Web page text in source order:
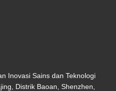
Inovasi Sains dan Teknologi
Distrik Baoan, Shenzhen,